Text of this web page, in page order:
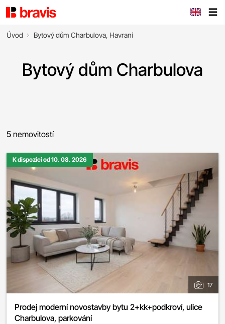
Úvod Bytový dům Charbulova, Havraní
Bytový dům Charbulova
5 nemovitostí
K dispozici od 10. 08. 2026
17
Prodej moderní novostavby bytu 2+kk+podkroví, ulice
Charbulova, parkování